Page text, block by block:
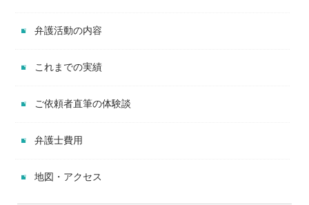
弁護活動の内容
これまでの実績
ご依頼者直筆の体験談
弁護士費用
地図・アクセス